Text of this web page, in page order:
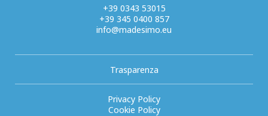
+39 0343 53015
+39 345 0400 857
info@madesimo.eu
Trasparenza
Privacy Policy
Cookie Policy